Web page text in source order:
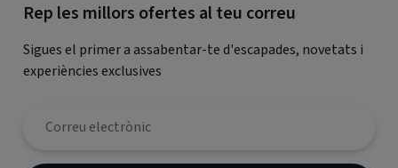
Rep les millors ofertes al teu correu
Sigues el primer a assabentar-te d'escapades, novetats i
experiències exclusives